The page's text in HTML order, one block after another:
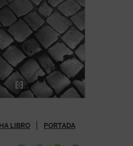
LIBRO PORTADA